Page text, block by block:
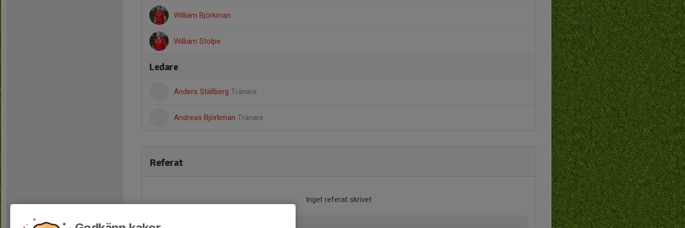
William Björkman
William Stolpe
Ledare
Anders Ställberg Tränare
Andreas Björkman Tränare
Referat
Inget referat skrivet